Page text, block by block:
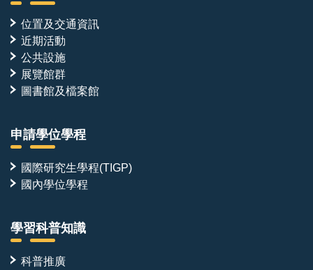
位置及交通資訊
近期活動
公共設施
展覽館群
圖書館及檔案館
申請學位學程
國際研究生學程(TIGP)
國內學位學程
學習科普知識
科普推廣